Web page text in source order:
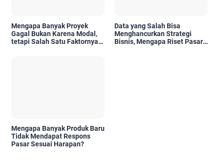
Mengapa Banyak Proyek
Gagal Bukan Karena Modal,
tetapi Salah Satu Faktornya
Data yang Salah Bisa
Menghancurkan Strategi
Bisnis, Mengapa Riset Pasar
Mengapa Banyak Produk Baru
Tidak Mendapat Respons
Pasar Sesuai Harapan?